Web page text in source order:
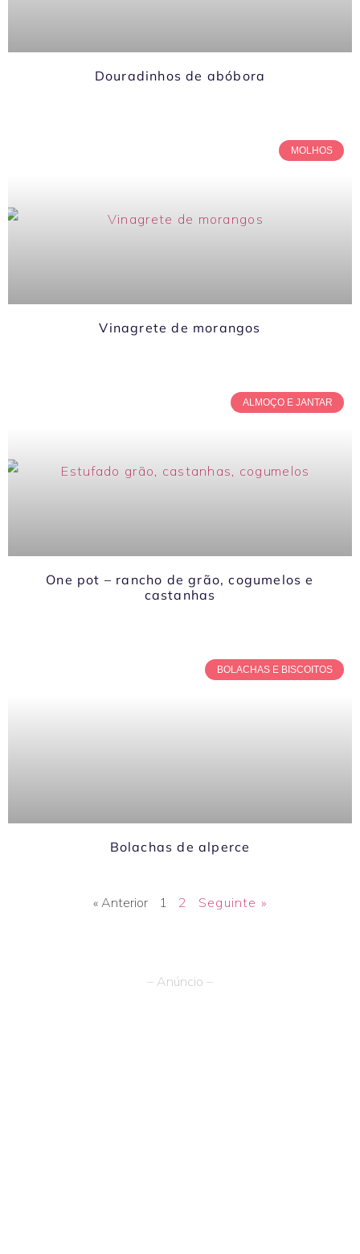
Douradinhos de abóbora
MOLHOS
Vinagrete de morangos
ALMOÇO E JANTAR
One pot – rancho de grão, cogumelos e
castanhas
BOLACHAS E BISCOITOS
Bolachas de alperce
« Anterior 1 2 Seguinte »
– Anúncio –